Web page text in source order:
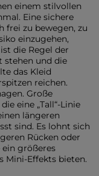
einem stilvollen
Eine sichere
frei zu bewegen, zu
einzugehen,
die Regel der
stehen und die
das Kleid
reichen.
Große
eine „Tall“-Linie
längeren
sind. Es lohnt sich
Rücken oder
größeres
Mini-Effekts bieten.